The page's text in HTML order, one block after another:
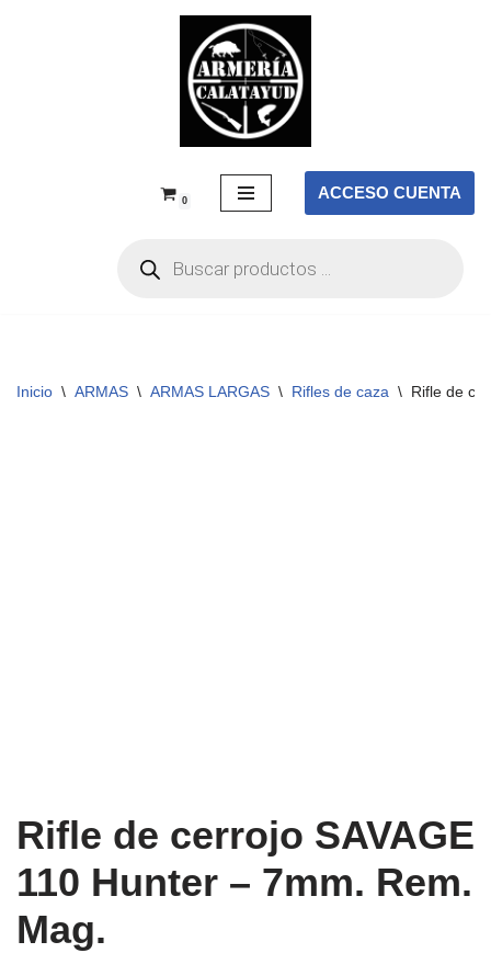
0 ACCESO CUENTA
Inicio \ ARMAS \ ARMAS LARGAS \ Rifles de caza \ Rifle de
Rifle de cerrojo SAVAGE
110 Hunter – 7mm. Rem.
Mag.